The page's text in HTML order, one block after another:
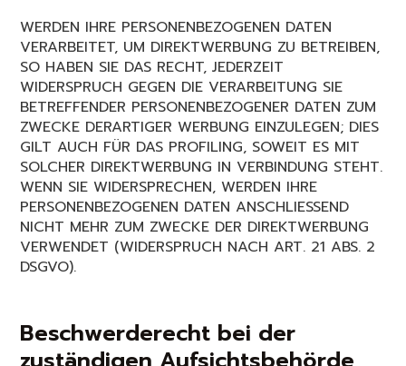
WERDEN IHRE PERSONENBEZOGENEN DATEN
VERARBEITET, UM DIREKTWERBUNG ZU BETREIBEN,
SO HABEN SIE DAS RECHT, JEDERZEIT
WIDERSPRUCH GEGEN DIE VERARBEITUNG SIE
BETREFFENDER PERSONENBEZOGENER DATEN ZUM
ZWECKE DERARTIGER WERBUNG EINZULEGEN; DIES
GILT AUCH FÜR DAS PROFILING, SOWEIT ES MIT
SOLCHER DIREKTWERBUNG IN VERBINDUNG STEHT.
WENN SIE WIDERSPRECHEN, WERDEN IHRE
PERSONENBEZOGENEN DATEN ANSCHLIESSEND
NICHT MEHR ZUM ZWECKE DER DIREKTWERBUNG
VERWENDET (WIDERSPRUCH NACH ART. 21 ABS. 2
DSGVO).
Beschwerderecht bei der